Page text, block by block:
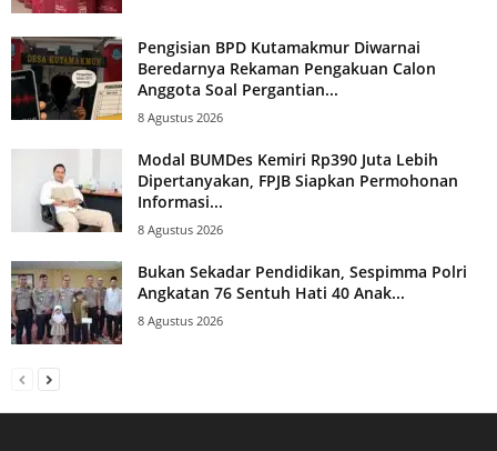
Pengisian BPD Kutamakmur Diwarnai
Beredarnya Rekaman Pengakuan Calon
Anggota Soal Pergantian...
8 Agustus 2026
Modal BUMDes Kemiri Rp390 Juta Lebih
Dipertanyakan, FPJB Siapkan Permohonan
Informasi...
8 Agustus 2026
Bukan Sekadar Pendidikan, Sespimma Polri
Angkatan 76 Sentuh Hati 40 Anak...
8 Agustus 2026